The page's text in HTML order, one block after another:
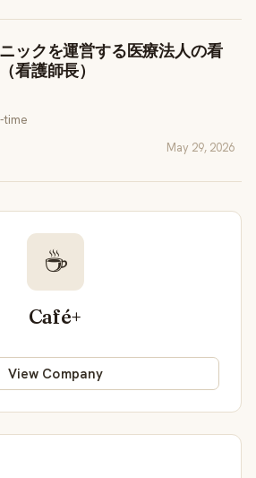
ックを運営する医療法人の看
看護師長）
time
May 29, 2026
☕
Café+
View Company